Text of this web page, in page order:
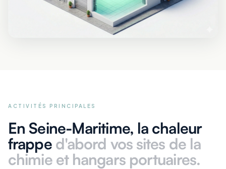
ACTIVITÉS PRINCIPALES
En Seine-Maritime, la chaleur
frapped'abord vos sites de la
chimie et hangars portuaires.